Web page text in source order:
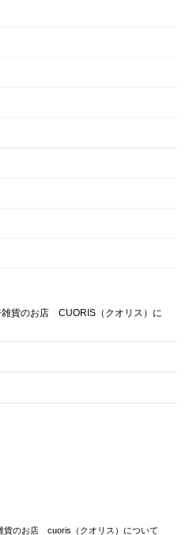
雑貨のお店 CUORIS（クオリス）に
貨のお店 cuoris（クオリス）について